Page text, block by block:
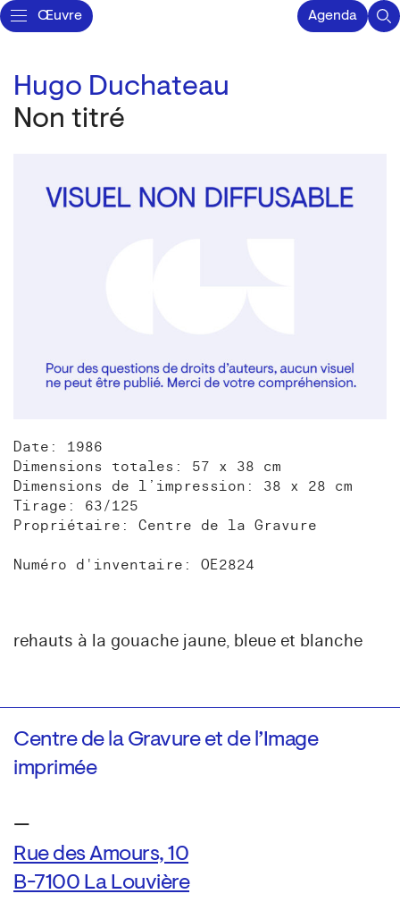
Œuvre Agenda
Hugo Duchateau
Non titré
Date: 1986
Dimensions totales: 57 x 38 cm
Dimensions de l’impression: 38 x 28 cm
Tirage: 63/125
Propriétaire: Centre de la Gravure
Numéro d'inventaire: OE2824
rehauts à la gouache jaune, bleue et blanche
Centre de la Gravure et de l’Image
imprimée
—
Rue des Amours, 10
B-7100 La Louvière